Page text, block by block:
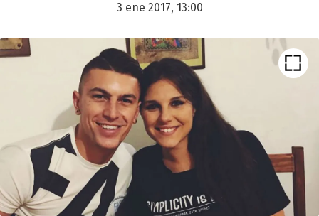
3 ene 2017, 13:00